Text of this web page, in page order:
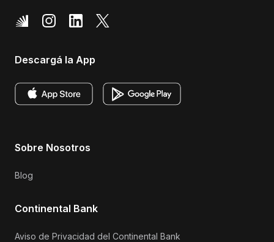
Descargá la App
Sobre Nosotros
Blog
Continental Bank
Aviso de Privacidad del Continental Bank